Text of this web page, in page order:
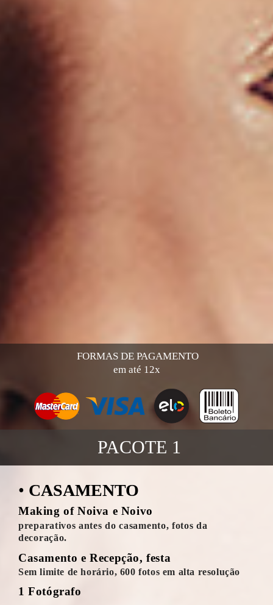
FORMAS DE PAGAMENTO
em até 12x
PACOTE 1
• CASAMENTO
Making of Noiva e Noivo
preparativos antes do casamento, fotos da
decoração.
Casamento e Recepção, festa
Sem limite de horário, 600 fotos em alta resolução
1 Fotógrafo